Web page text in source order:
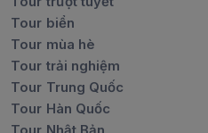
Tour biển
Tour mùa hè
Tour trải nghiệm
Tour Trung Quốc
Tour Hàn Quốc